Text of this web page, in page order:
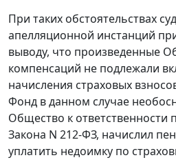
При таких обстоятельствах
апелляционной инстанций
выводу, что произведенные
компенсаций не подлежали
начисления страховых
Фонд в данном случае
Общество к ответственности
Закона N 212-ФЗ, начислил
уплатить недоимку по